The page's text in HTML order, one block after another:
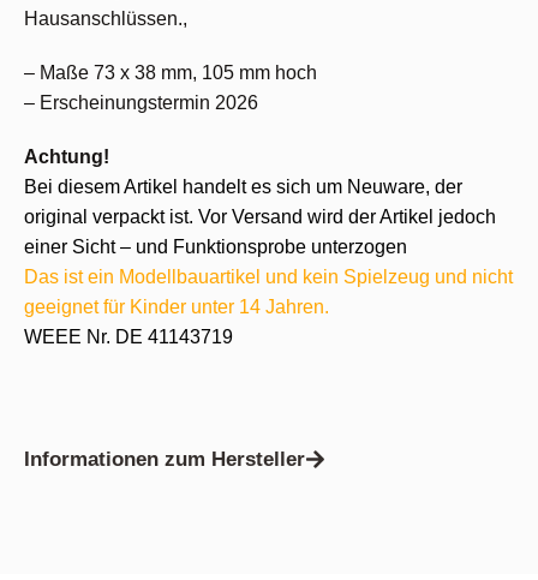
Hausanschlüssen.,
– Maße 73 x 38 mm, 105 mm hoch
– Erscheinungstermin 2026
Achtung!
Bei diesem Artikel handelt es sich um Neuware, der
original verpackt ist. Vor Versand wird der Artikel jedoch
einer Sicht – und Funktionsprobe unterzogen
Das ist ein Modellbauartikel und kein Spielzeug und nicht
geeignet für Kinder unter 14 Jahren.
WEEE Nr. DE 41143719
Informationen zum Hersteller